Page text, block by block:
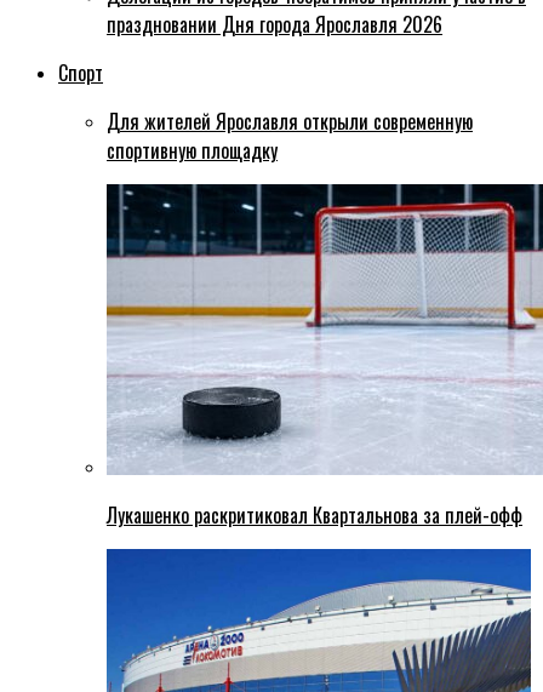
праздновании Дня города Ярославля 2026
Спорт
Для жителей Ярославля открыли современную
спортивную площадку
Лукашенко раскритиковал Квартальнова за плей-офф